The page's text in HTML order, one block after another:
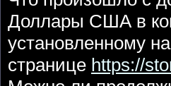
Доллары США в
установленному
странице https://